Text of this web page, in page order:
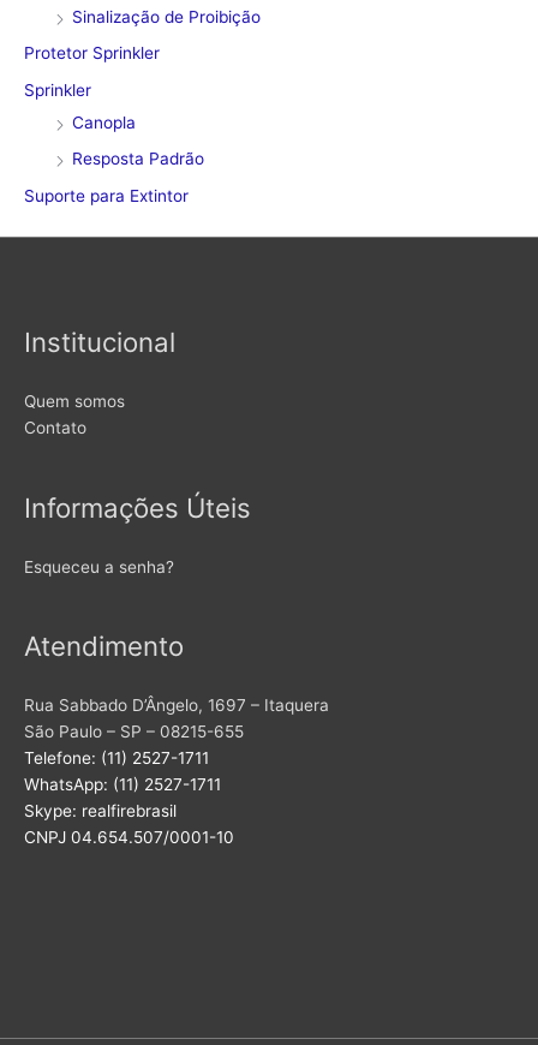
Sinalização de Proibição
Protetor Sprinkler
Sprinkler
Canopla
Resposta Padrão
Suporte para Extintor
Institucional
Quem somos
Contato
Informações Úteis
Esqueceu a senha?
Atendimento
Rua Sabbado D’Ângelo, 1697 – Itaquera
São Paulo – SP – 08215-655
Telefone: (11) 2527-1711
WhatsApp: (11) 2527-1711
Skype: realfirebrasil
CNPJ 04.654.507/0001-10